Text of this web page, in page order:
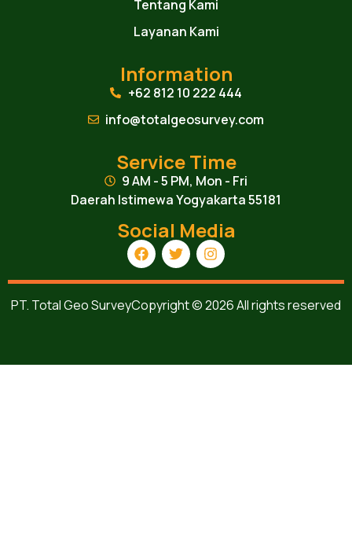
Tentang Kami
Layanan Kami
Information
+62 812 10 222 444
info@totalgeosurvey.com
Service Time
9 AM - 5 PM, Mon - Fri
Daerah Istimewa Yogyakarta 55181
Social Media
PT. Total Geo SurveyCopyright © 2026 All rights reserved